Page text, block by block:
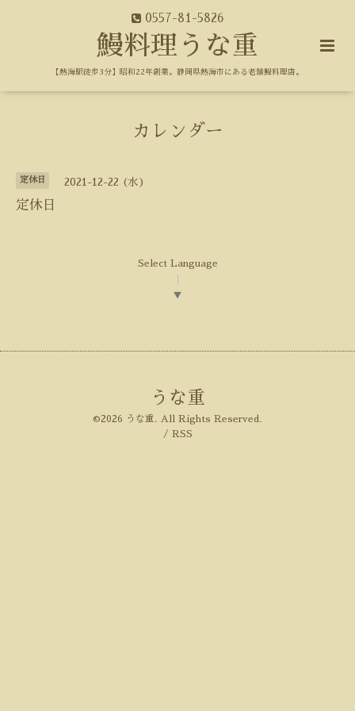
0557-81-5826
鰻料理うな重
【熱海駅徒歩3分】昭和22年創業。静岡県熱海市にある老舗鰻料理店。
カレンダー
定休日 2021-12-22 (水)
定休日
Select Language
▼
うな重
©2026 うな重. All Rights Reserved.
/ RSS